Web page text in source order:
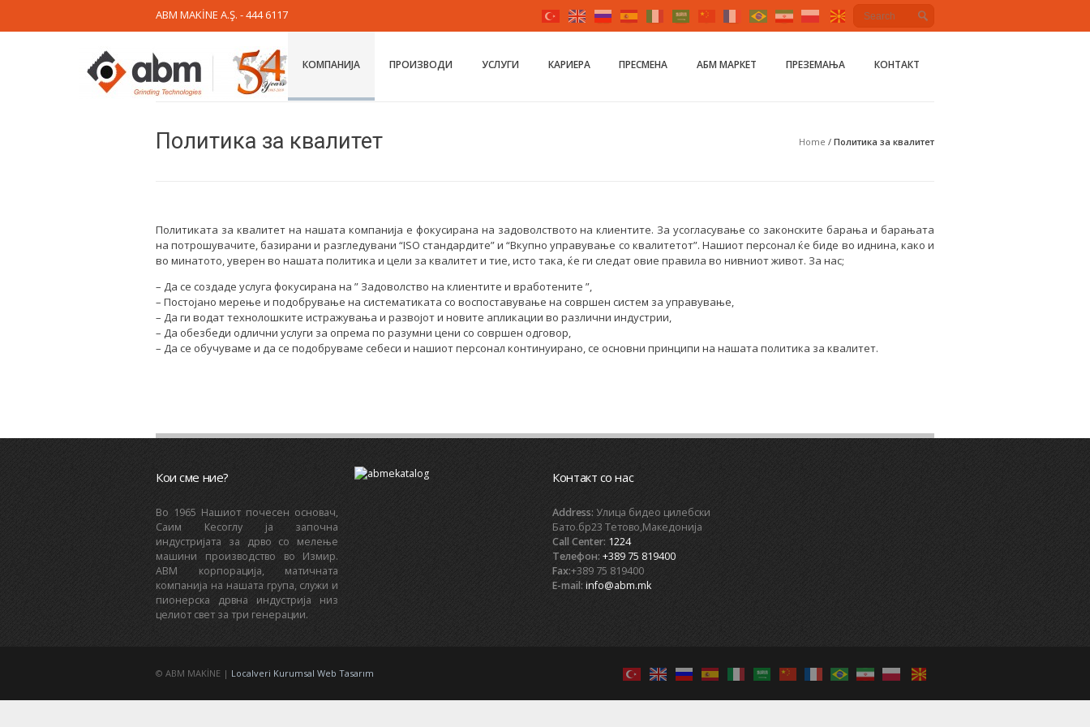
ABM MAKİNE A.Ş. - 444 6117
КОМПАНИЈА ПРОИЗВОДИ УСЛУГИ КАРИЕРА ПРЕСМЕНА AБМ МАРКЕТ ПРЕЗЕМАЊА КОНТАКТ
Политика за квалитет Home / Политика за квалитет
Политиката за квалитет на нашата компанија е фокусирана на задоволството на клиентите. За усогласување со законските барања и барањата
на потрошувачите, базирани и разгледувани “ISO стандардите” и “Вкупно управување со квалитетот”. Нашиот персонал ќе биде во иднина, како и
во минатото, уверен во нашата политика и цели за квалитет и тие, исто така, ќе ги следат овие правила во нивниот живот. За нас;
– Да се создаде услуга фокусирана на ” Задоволство на клиентите и вработените ”,
– Постојано мерење и подобрување на систематиката со воспоставување на совршен систем за управување,
– Да ги водат технолошките истражувања и развојот и новите апликации во различни индустрии,
– Да обезбеди одлични услуги за опрема по разумни цени со совршен одговор,
– Да се обучуваме и да се подобруваме себеси и нашиот персонал континуирано, се основни принципи на нашата политика за квалитет.
Кои сме ние?
Bo 1965 Нашиот почесен основач,
Саим Кесоглу ја започна
индустријата за дрво со мелење
машини производство во Измир.
ABM корпорација, матичната
компанија на нашата група, служи и
пионерска дрвна индустрија низ
целиот свет за три генерации.
Контакт со нас
Address: Улица бидео цилебски
Бато.бр23 Тетово,Македонија
Call Center: 1224
Телефон:+389 75 819400
Fax:+389 75 819400
E-mail: info@abm.mk
© ABM MAKİNE | Localveri Kurumsal Web Tasarım